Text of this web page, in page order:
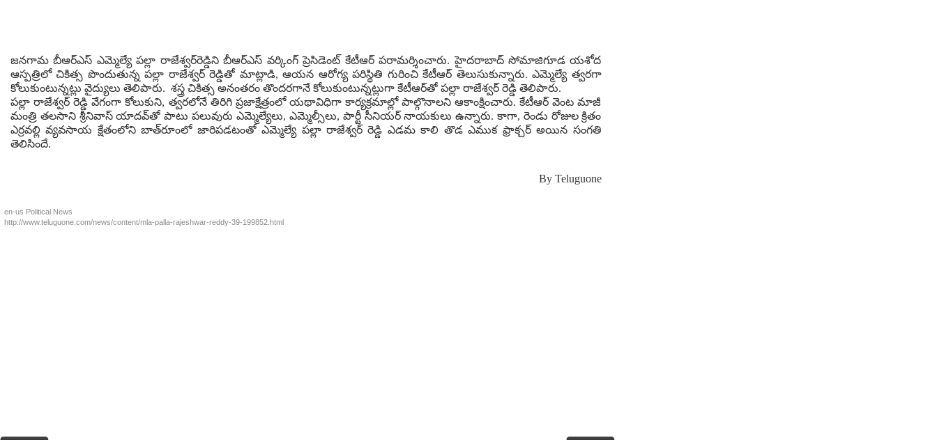
జనగామ బీఆర్‌ఎస్ ఎమ్మెల్యే పల్లా రాజేశ్వర్‌రెడ్డిని బీఆర్‌ఎస్ వర్కింగ్ ప్రెసిడెంట్ కేటీఆర్ పరామర్శించారు. హైదరాబాద్ సోమాజిగూడ యశోద
ఆస్పత్రిలో చికిత్స పొందుతున్న పల్లా రాజేశ్వర్‌ రెడ్డితో మాట్లాడి, ఆయన ఆరోగ్య పరిస్థితి గురించి కేటీఆర్‌ తెలుసుకున్నారు. ఎమ్మెల్యే త్వరగా
కోలుకుంటున్నట్లు వైద్యులు తెలిపారు. శస్త్ర చికిత్స అనంతరం తొందరగానే కోలుకుంటున్నట్లుగా కేటీఆర్‌తో పల్లా రాజేశ్వర్‌ రెడ్డి తెలిపారు.
పల్లా రాజేశ్వర్‌ రెడ్డి వేగంగా కోలుకుని, త్వరలోనే తిరిగి ప్రజాక్షేత్రంలో యథావిధిగా కార్యక్రమాల్లో పాల్గొనాలని ఆకాంక్షించారు. కేటీఆర్‌ వెంట మాజీ
మంత్రి తలసాని శ్రీనివాస్‌ యాదవ్‌తో పాటు పలువురు ఎమ్మెల్యేలు, ఎమ్మెల్సీలు, పార్టీ సీనియర్‌ నాయకులు ఉన్నారు. కాగా, రెండు రోజుల క్రితం
ఎర్రవల్లి వ్యవసాయ క్షేతంలోని బాత్‌రూంలో జారిపడటంతో ఎమ్మెల్యే పల్లా రాజేశ్వర్‌ రెడ్డి ఎడమ కాలి తొడ ఎముక ఫ్రాక్చర్‌ అయిన సంగతి
తెలిసిందే.
By Teluguone
en-us Political News
http://www.teluguone.com/news/content/mla-palla-rajeshwar-reddy-39-199852.html